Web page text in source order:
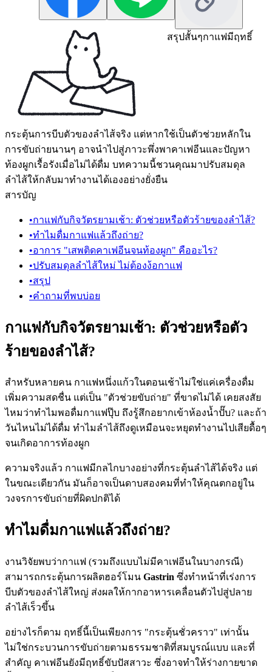
สรุปสั้นๆกาแฟมีฤทธิ์
กระตุ้นการบีบตัวของลำไส้จริง แต่หากใช้เป็นตัวช่วยหลักใน
การขับถ่ายนานๆ อาจนำไปสู่ภาวะพึ่งพาคาเฟอีนและปัญหา
ท้องผูกเรื้อรังเมื่อไม่ได้ดื่ม บทความนี้ชวนคุณมาปรับสมดุล
ลำไส้ให้กลับมาทำงานได้เองอย่างยั่งยืน
สารบัญ
•กาแฟกับกิจวัตรยามเช้า: ตัวช่วยหรือตัวร้ายของลำไส้?
•ทำไมดื่มกาแฟแล้วถึงถ่าย?
•อาการ "เสพติดคาเฟอีนจนท้องผูก" คืออะไร?
•ปรับสมดุลลำไส้ใหม่ ไม่ต้องง้อกาแฟ
•สรุป
•คำถามที่พบบ่อย
กาแฟกับกิจวัตรยามเช้า: ตัวช่วยหรือตัว
ร้ายของลำไส้?
สำหรับหลายคน กาแฟหนึ่งแก้วในตอนเช้าไม่ใช่แค่เครื่องดื่ม
เพิ่มความสดชื่น แต่เป็น "ตัวช่วยขับถ่าย" ที่ขาดไม่ได้ เคยสงสัย
ไหมว่าทำไมพอดื่มกาแฟปุ๊บ ถึงรู้สึกอยากเข้าห้องน้ำปั๊บ? และถ้า
วันไหนไม่ได้ดื่ม ทำไมลำไส้ถึงดูเหมือนจะหยุดทำงานไปเสียดื้อๆ
จนเกิดอาการท้องผูก
ความจริงแล้ว กาแฟมีกลไกบางอย่างที่กระตุ้นลำไส้ได้จริง แต่
ในขณะเดียวกัน มันก็อาจเป็นดาบสองคมที่ทำให้คุณตกอยู่ใน
วงจรการขับถ่ายที่ผิดปกติได้
ทำไมดื่มกาแฟแล้วถึงถ่าย?
งานวิจัยพบว่ากาแฟ (รวมถึงแบบไม่มีคาเฟอีนในบางกรณี)
สามารถกระตุ้นการผลิตฮอร์โมน Gastrin ซึ่งทำหน้าที่เร่งการ
บีบตัวของลำไส้ใหญ่ ส่งผลให้กากอาหารเคลื่อนตัวไปสู่ปลาย
ลำไส้เร็วขึ้น
อย่างไรก็ตาม ฤทธิ์นี้เป็นเพียงการ "กระตุ้นชั่วคราว" เท่านั้น
ไม่ใช่กระบวนการขับถ่ายตามธรรมชาติที่สมบูรณ์แบบ และที่
สำคัญ คาเฟอีนยังมีฤทธิ์ขับปัสสาวะ ซึ่งอาจทำให้ร่างกายขาด